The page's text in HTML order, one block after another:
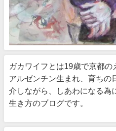
ガカワイフとは19歳で京都の
アルゼンチン生まれ、育ちの
介しながら、しあわになる為
生き方のブログです。